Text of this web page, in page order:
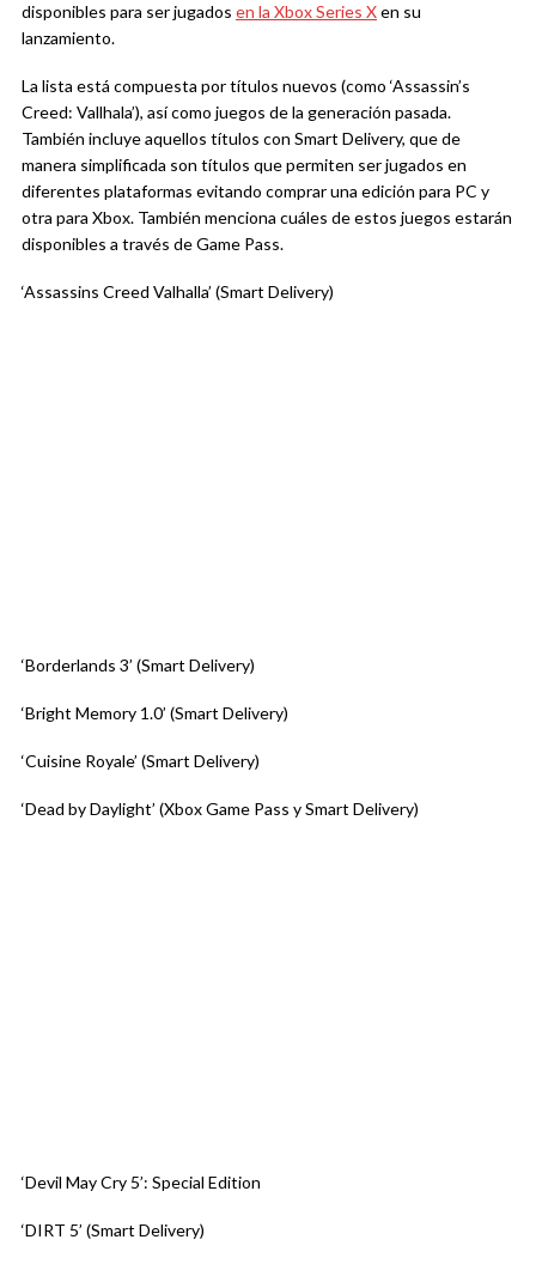
disponibles para ser jugados en la Xbox Series Xen su
lanzamiento.
La lista está compuesta por títulos nuevos (como ‘Assassin’s
Creed: Vallhala’), así como juegos de la generación pasada.
También incluye aquellos títulos con Smart Delivery, que de
manera simplificada son títulos que permiten ser jugados en
diferentes plataformas evitando comprar una edición para PC y
otra para Xbox. También menciona cuáles de estos juegos estarán
disponibles a través de Game Pass.
‘Assassins Creed Valhalla’ (Smart Delivery)
‘Borderlands 3’ (Smart Delivery)
‘Bright Memory 1.0’ (Smart Delivery)
‘Cuisine Royale’ (Smart Delivery)
‘Dead by Daylight’ (Xbox Game Pass y Smart Delivery)
‘Devil May Cry 5’: Special Edition
‘DIRT 5’ (Smart Delivery)